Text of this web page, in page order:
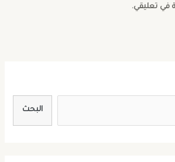
تعليقي.
البحث